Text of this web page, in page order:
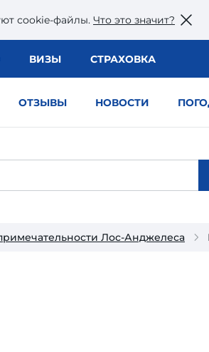
сookie-файлы. Что это значит?
ВИЗЫ СТРАХОВКА
ОТЗЫВЫ НОВОСТИ
Лос-Анджелеса